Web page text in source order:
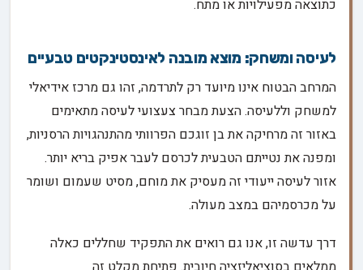
כתוצאה מפעילויות או מתח.
לעיסה ומשחק: מוצא מובנה לאינסטינקטים טבעיים
המרחב הבטוח אינו מיועד רק לתרדמה, זהו גם מרכז אידיאלי
למשחק וללעיסה. הצעת מבחר צעצועי לעיסה מתאימים
באזור זה מרחיקה את בן זוגכם הפרוותי מהתנהגויות הרסניות,
ומפנה את נטייתם הטבעית לכרסם לעבר אפיק בריא יותר.
אזור לעיסה ייעודי זה מעסיק את מוחם, מסיט שעמום ושומר
על מכרסמיהם במצב מעולה.
דרך עדשה זו, אנו גם רואים את התפקיד שחללים כאלה